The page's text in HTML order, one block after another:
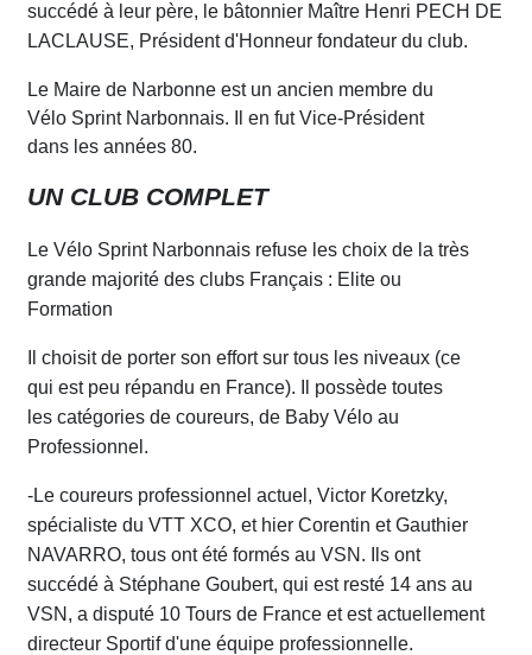
succédé à leur père, le bâtonnier Maître Henri PECH DE
LACLAUSE, Président d'Honneur fondateur du club.
Le Maire de Narbonne est un ancien membre du
Vélo Sprint Narbonnais. Il en fut Vice-Président
dans les années 80.
UN CLUB COMPLET
Le Vélo Sprint Narbonnais refuse les choix de la très
grande majorité des clubs Français : Elite ou
Formation
Il choisit de porter son effort sur tous les niveaux (ce
qui est peu répandu en France). Il possède toutes
les catégories de coureurs, de Baby Vélo au
Professionnel.
-Le coureurs professionnel actuel, Victor Koretzky,
spécialiste du VTT XCO, et hier Corentin et Gauthier
NAVARRO, tous ont été formés au VSN. Ils ont
succédé à Stéphane Goubert, qui est resté 14 ans au
VSN, a disputé 10 Tours de France et est actuellement
directeur Sportif d'une équipe professionnelle.